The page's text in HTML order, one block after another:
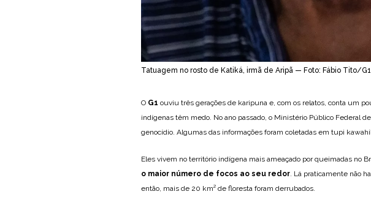
Tatuagem no rosto de Katiká, irmã de Aripã — Foto: Fábio Tito/G1
O G1 ouviu três gerações de karipuna e, com os relatos, conta um
indígenas têm medo. No ano passado, o Ministério Público Federal
genocídio. Algumas das informações foram coletadas em tupi
Eles vivem no território indígena mais ameaçado por queimadas no
o maior número de focos ao seu redor . Lá praticamente não
então, mais de 20 km² de floresta foram derrubados.